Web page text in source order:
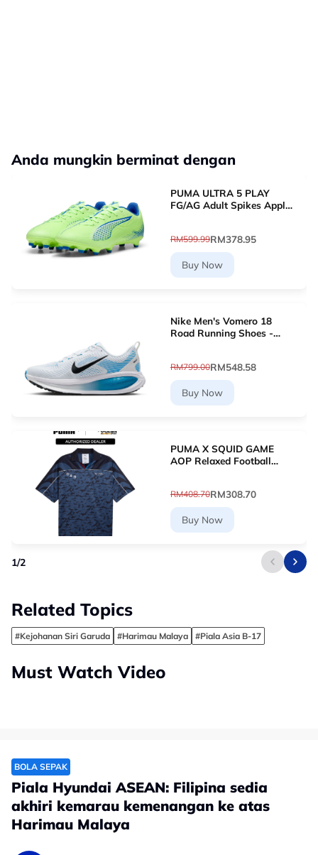
Anda mungkin berminat dengan
PUMA ULTRA 5 PLAY
FG/AG Adult Spikes Apple
RM599.99RM378.95
Buy Now
Nike Men's Vomero 18
Road Running Shoes -
RM799.00RM548.58
Buy Now
PUMA X SQUID GAME
AOP Relaxed Football
RM408.70RM308.70
Buy Now
1/2
Related Topics
#Kejohanan Siri Garuda #Harimau Malaya #Piala Asia B-17
Must Watch Video
BOLA SEPAK
Piala Hyundai ASEAN: Filipina sedia
akhiri kemarau kemenangan ke atas
Harimau Malaya